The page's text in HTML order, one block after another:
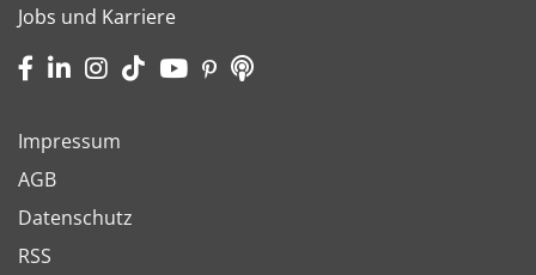
Jobs und Karriere
Impressum
AGB
Datenschutz
RSS